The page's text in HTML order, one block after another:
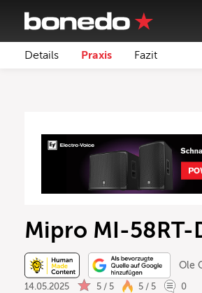
Details Praxis Fazit
Mipro MI-58RT-
Ole
14.05.2025 5 / 5 5 / 5 0